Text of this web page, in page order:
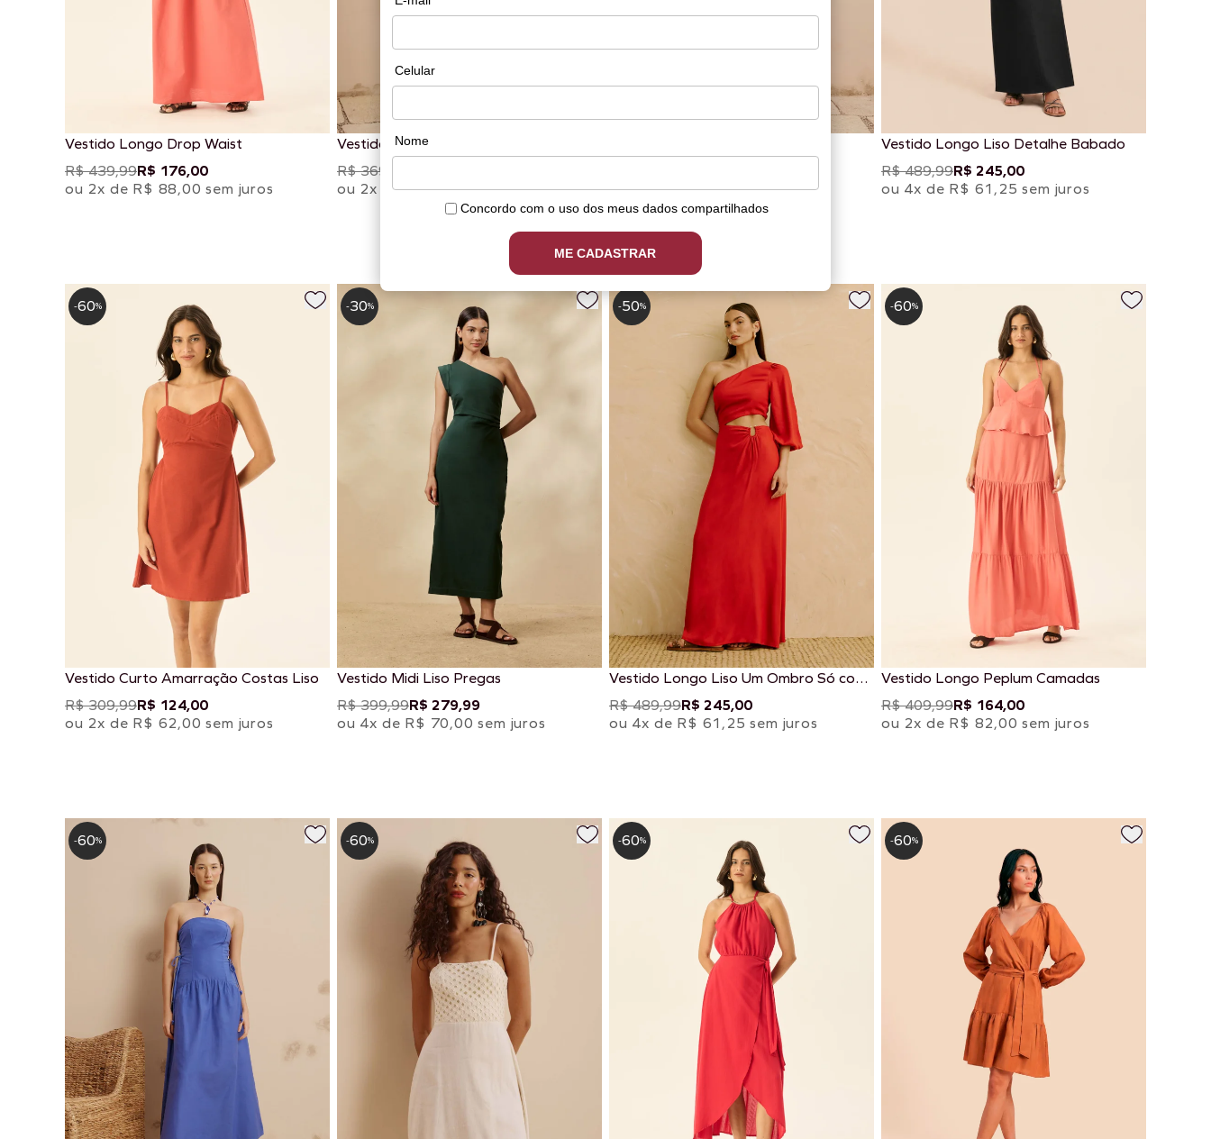
Vestido Longo Drop Waist
R$ 439,99R$ 176,00
ou 2x de R$ 88,00 sem juros
Vestido Curto Babados
R$ 369,99
ou 2x de R$ 74,00 sem juros
ou 2x de R$ 88,00 sem juros
Vestido Longo Liso Detalhe Babado
R$ 489,99R$ 245,00
ou 4x de R$ 61,25 sem juros
Vestido Curto Amarração Costas Liso
R$ 309,99R$ 124,00
ou 2x de R$ 62,00 sem juros
-60%
Vestido Midi Liso Pregas
R$ 399,99R$ 279,99
ou 4x de R$ 70,00 sem juros
-30%
Vestido Longo Liso Um Ombro Só com
Detalhe na Cintura
R$ 489,99R$ 245,00
ou 4x de R$ 61,25 sem juros
-50%
Vestido Longo Peplum Camadas
R$ 409,99R$ 164,00
ou 2x de R$ 82,00 sem juros
-60%
-60% -60% -60% -60%